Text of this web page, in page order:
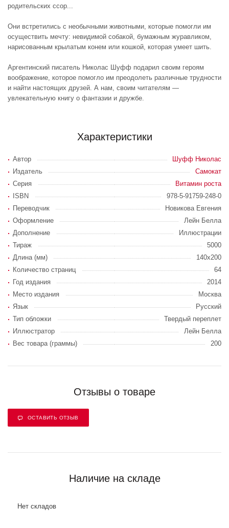
родительских ссор...
Они встретились с необычными животными, которые помогли им
осуществить мечту: невидимой собакой, бумажным журавликом,
нарисованным крылатым конем или кошкой, которая умеет шить.
Аргентинский писатель Николас Шуфф подарил своим героям
воображение, которое помогло им преодолеть различные трудности
и найти настоящих друзей. А нам, своим читателям —
увлекательную книгу о фантазии и дружбе.
Характеристики
Автор
Шуфф Николас
Издатель
Самокат
Серия
Витамин роста
ISBN
978-5-91759-248-0
Переводчик
Новикова Евгения
Оформление
Лейн Белла
Дополнение
Иллюстрации
Тираж
5000
Длина (мм)
140х200
Количество страниц
64
Год издания
2014
Место издания
Москва
Язык
Русский
Тип обложки
Твердый переплет
Иллюстратор
Лейн Белла
Вес товара (граммы)
200
Отзывы о товаре
ОСТАВИТЬ ОТЗЫВ
Наличие на складе
Нет складов